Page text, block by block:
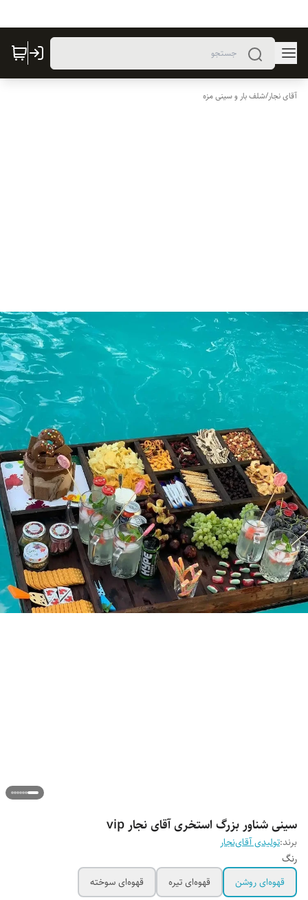
آقای نجار/شلف بار و سینی مزه
سینی شناور بزرگ استخری آقای نجار vip
برند:تولیدی آقای‌نجار
رنگ
قهوه‌ای روشن
قهوه‌ای تیره قهوه‌ای سوخته